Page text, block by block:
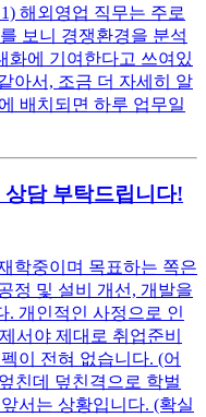
해외영업 직무는 주로
보니 경쟁환경을 분석
화에 기여한다고 쓰여있
아서, 조금 더 자세히 알
배치되면 하루 업무일
담 부탁드립니다!
학중이며 목표하는 쪽은
정 및 설비 개선, 개발을
. 개인적인 사정으로 인
서야 제대로 취업준비
이 전혀 없습니다. (어
친데 덮친격으로 학벌
서는 상황입니다. (확실